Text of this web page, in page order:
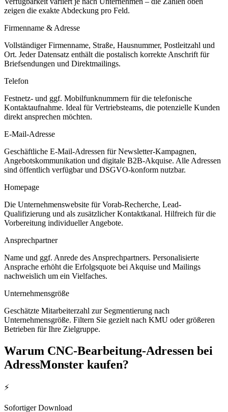
zeigen die exakte Abdeckung pro Feld.
Firmenname & Adresse
Vollständiger Firmenname, Straße, Hausnummer, Postleitzahl und
Ort. Jeder Datensatz enthält die postalisch korrekte Anschrift für
Briefsendungen und Direktmailings.
Telefon
Festnetz- und ggf. Mobilfunknummern für die telefonische
Kontaktaufnahme. Ideal für Vertriebsteams, die potenzielle Kunden
direkt ansprechen möchten.
E-Mail-Adresse
Geschäftliche E-Mail-Adressen für Newsletter-Kampagnen,
Angebotskommunikation und digitale B2B-Akquise. Alle Adressen
sind öffentlich verfügbar und DSGVO-konform nutzbar.
Homepage
Die Unternehmenswebsite für Vorab-Recherche, Lead-
Qualifizierung und als zusätzlicher Kontaktkanal. Hilfreich für die
Vorbereitung individueller Angebote.
Ansprechpartner
Name und ggf. Anrede des Ansprechpartners. Personalisierte
Ansprache erhöht die Erfolgsquote bei Akquise und Mailings
nachweislich um ein Vielfaches.
Unternehmensgröße
Geschätzte Mitarbeiterzahl zur Segmentierung nach
Unternehmensgröße. Filtern Sie gezielt nach KMU oder größeren
Betrieben für Ihre Zielgruppe.
Warum CNC-Bearbeitung-Adressen bei
AdressMonster kaufen?
⚡
Sofortiger Download